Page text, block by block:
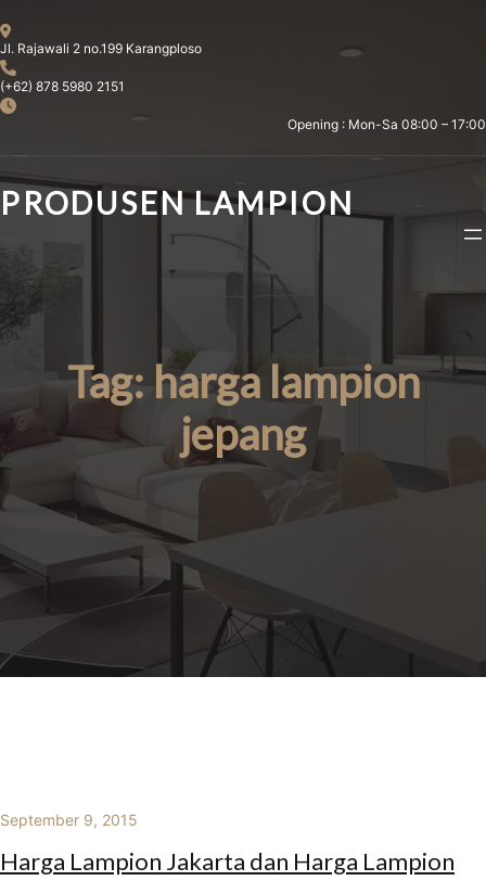
to
content
Jl. Rajawali 2 no.199 Karangploso
(+62) 878 5980 2151
Opening : Mon-Sa 08:00 – 17:00
PRODUSEN LAMPION
Tag: harga lampion
jepang
September 9, 2015
Harga Lampion Jakarta dan Harga Lampion